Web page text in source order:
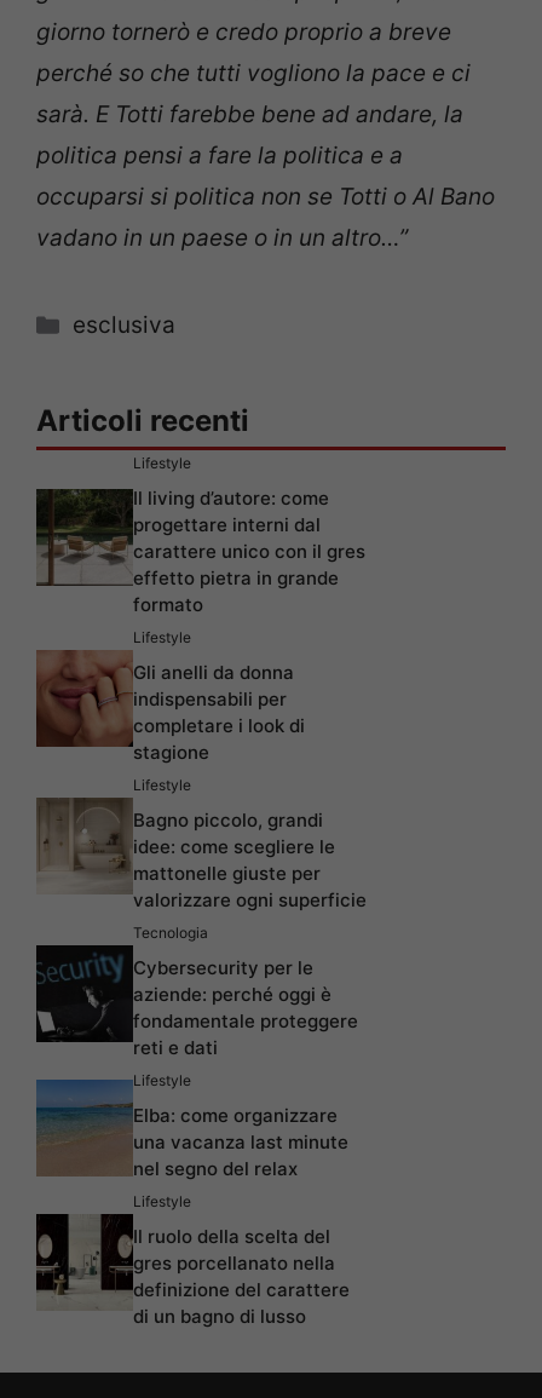
giorno tornerò e credo proprio a breve
perché so che tutti vogliono la pace e ci
sarà. E Totti farebbe bene ad andare, la
politica pensi a fare la politica e a
occuparsi si politica non se Totti o Al Bano
vadano in un paese o in un altro…”
Categorie
esclusiva
Articoli recenti
Lifestyle
Il living d’autore: come
progettare interni dal
carattere unico con il gres
effetto pietra in grande
formato
Lifestyle
Gli anelli da donna
indispensabili per
completare i look di
stagione
Lifestyle
Bagno piccolo, grandi
idee: come scegliere le
mattonelle giuste per
valorizzare ogni superficie
Tecnologia
Cybersecurity per le
aziende: perché oggi è
fondamentale proteggere
reti e dati
Lifestyle
Elba: come organizzare
una vacanza last minute
nel segno del relax
Lifestyle
Il ruolo della scelta del
gres porcellanato nella
definizione del carattere
di un bagno di lusso